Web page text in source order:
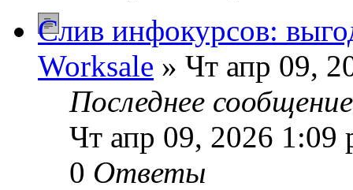
Слив инфокурсов:
Worksale » Чт апр 09,
Последнее
Чт апр 09, 2026 1:09
0 Ответы